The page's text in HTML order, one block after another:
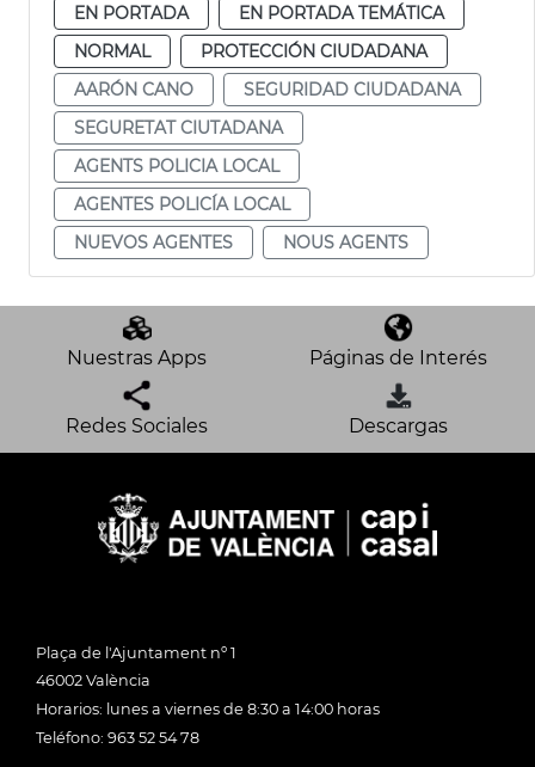
EN PORTADA
EN PORTADA TEMÁTICA
NORMAL
PROTECCIÓN CIUDADANA
AARÓN CANO
SEGURIDAD CIUDADANA
SEGURETAT CIUTADANA
AGENTS POLICIA LOCAL
AGENTES POLICÍA LOCAL
NUEVOS AGENTES
NOUS AGENTS
Nuestras Apps Páginas de Interés
Redes Sociales Descargas
Plaça de l'Ajuntament nº 1
46002 València
Horarios: lunes a viernes de 8:30 a 14:00 horas
Teléfono: 963 52 54 78